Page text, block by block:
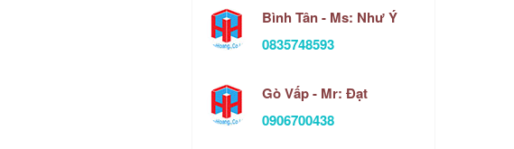
Bình Tân - Ms: Như Ý
0835748593
Gò Vấp - Mr: Đạt
0906700438